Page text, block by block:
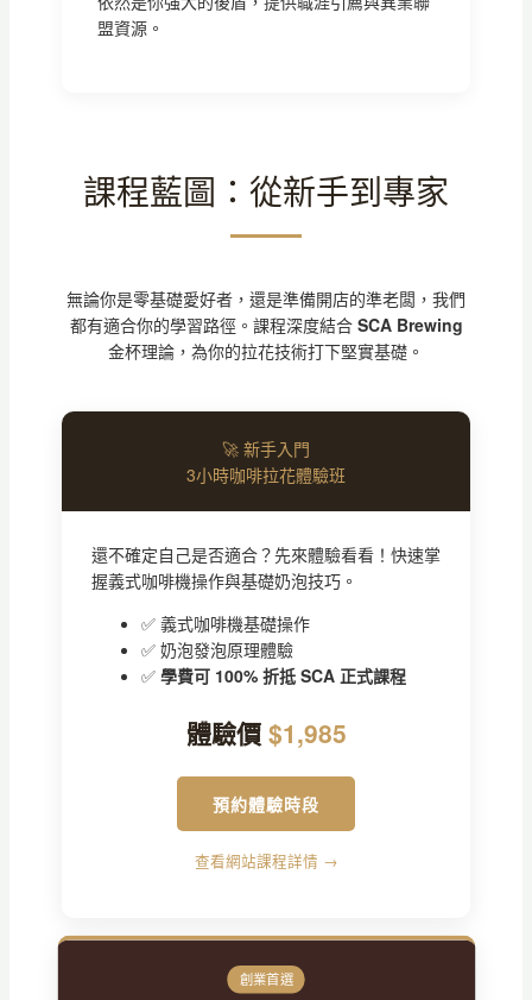
盟資源。
課程藍圖：從新手到專家
無論你是零基礎愛好者，還是準備開店的準老闆，我們
都有適合你的學習路徑。課程深度結合 SCA Brewing
金杯理論，為你的拉花技術打下堅實基礎。
🚀 新手入門
3小時咖啡拉花體驗班
還不確定自己是否適合？先來體驗看看！快速掌
握義式咖啡機操作與基礎奶泡技巧。
✅ 義式咖啡機基礎操作
✅ 奶泡發泡原理體驗
✅ 學費可 100% 折抵 SCA 正式課程
體驗價 $1,985
預約體驗時段
查看網站課程詳情 →
創業首選